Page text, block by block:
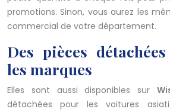
promotions. Sinon, vous aurez les
commercial de votre département.
Des pièces
les marques
Elles sont aussi disponibles sur
détachées pour les voitures